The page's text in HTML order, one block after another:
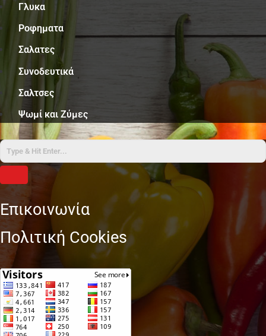
Γλυκα
Ροφηματα
Σαλατες
Συνοδευτικά
Σαλτσες
Ψωμί και Ζύμες
Επικοινωνία
Πολιτική Cookies